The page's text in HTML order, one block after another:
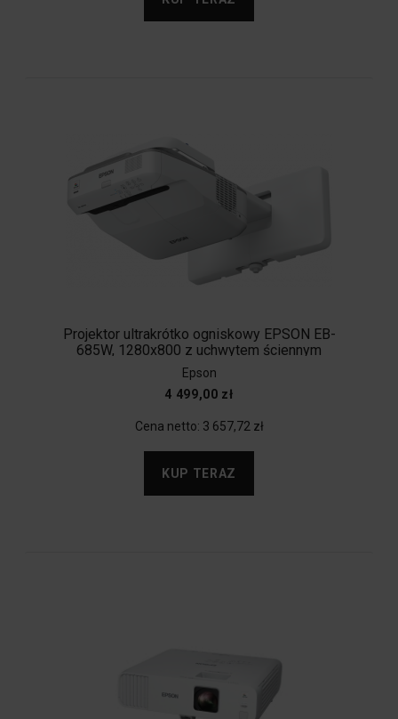
Projektor ultrakrótko ogniskowy EPSON EB-
685W, 1280x800 z uchwytem ściennym
Epson
4 499,00 zł
Cena netto: 3 657,72 zł
KUP TERAZ